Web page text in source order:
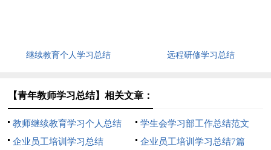
继续教育个人学习总结 远程研修学习总结
【青年教师学习总结】相关文章：
教师继续教育学习个人总结
学生会学习部工作总结范文
企业员工培训学习总结
企业员工培训学习总结7篇